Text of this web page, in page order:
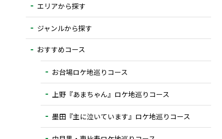
エリアから探す
ジャンルから探す
おすすめコース
お台場ロケ地巡りコース
上野『あまちゃん』ロケ地巡りコース
墨田『主に泣いています』ロケ地巡りコース